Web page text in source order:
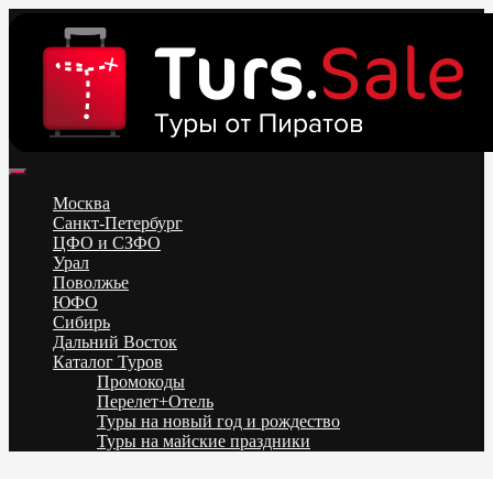
content
Низкие цены на путевки 3-7-10 ночей все включено, отдых на
море. Распродажа экскурсионных и горнолыжных туров.
Обновление каждый день. Официальный сайт Тур Сейл
Москва
Санкт-Петербург
ЦФО и СЗФО
Урал
Поволжье
ЮФО
Сибирь
Дальний Восток
Каталог Туров
Промокоды
Перелет+Отель
Туры на новый год и рождество
Туры на майские праздники